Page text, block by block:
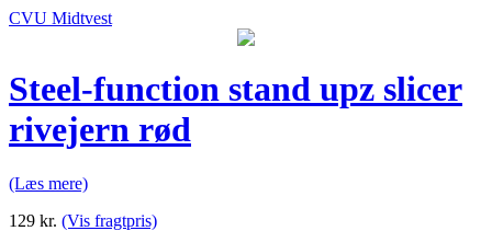
CVU Midtvest
Steel-function stand upz slicer
rivejern rød
(Læs mere)
129 kr. (Vis fragtpris)